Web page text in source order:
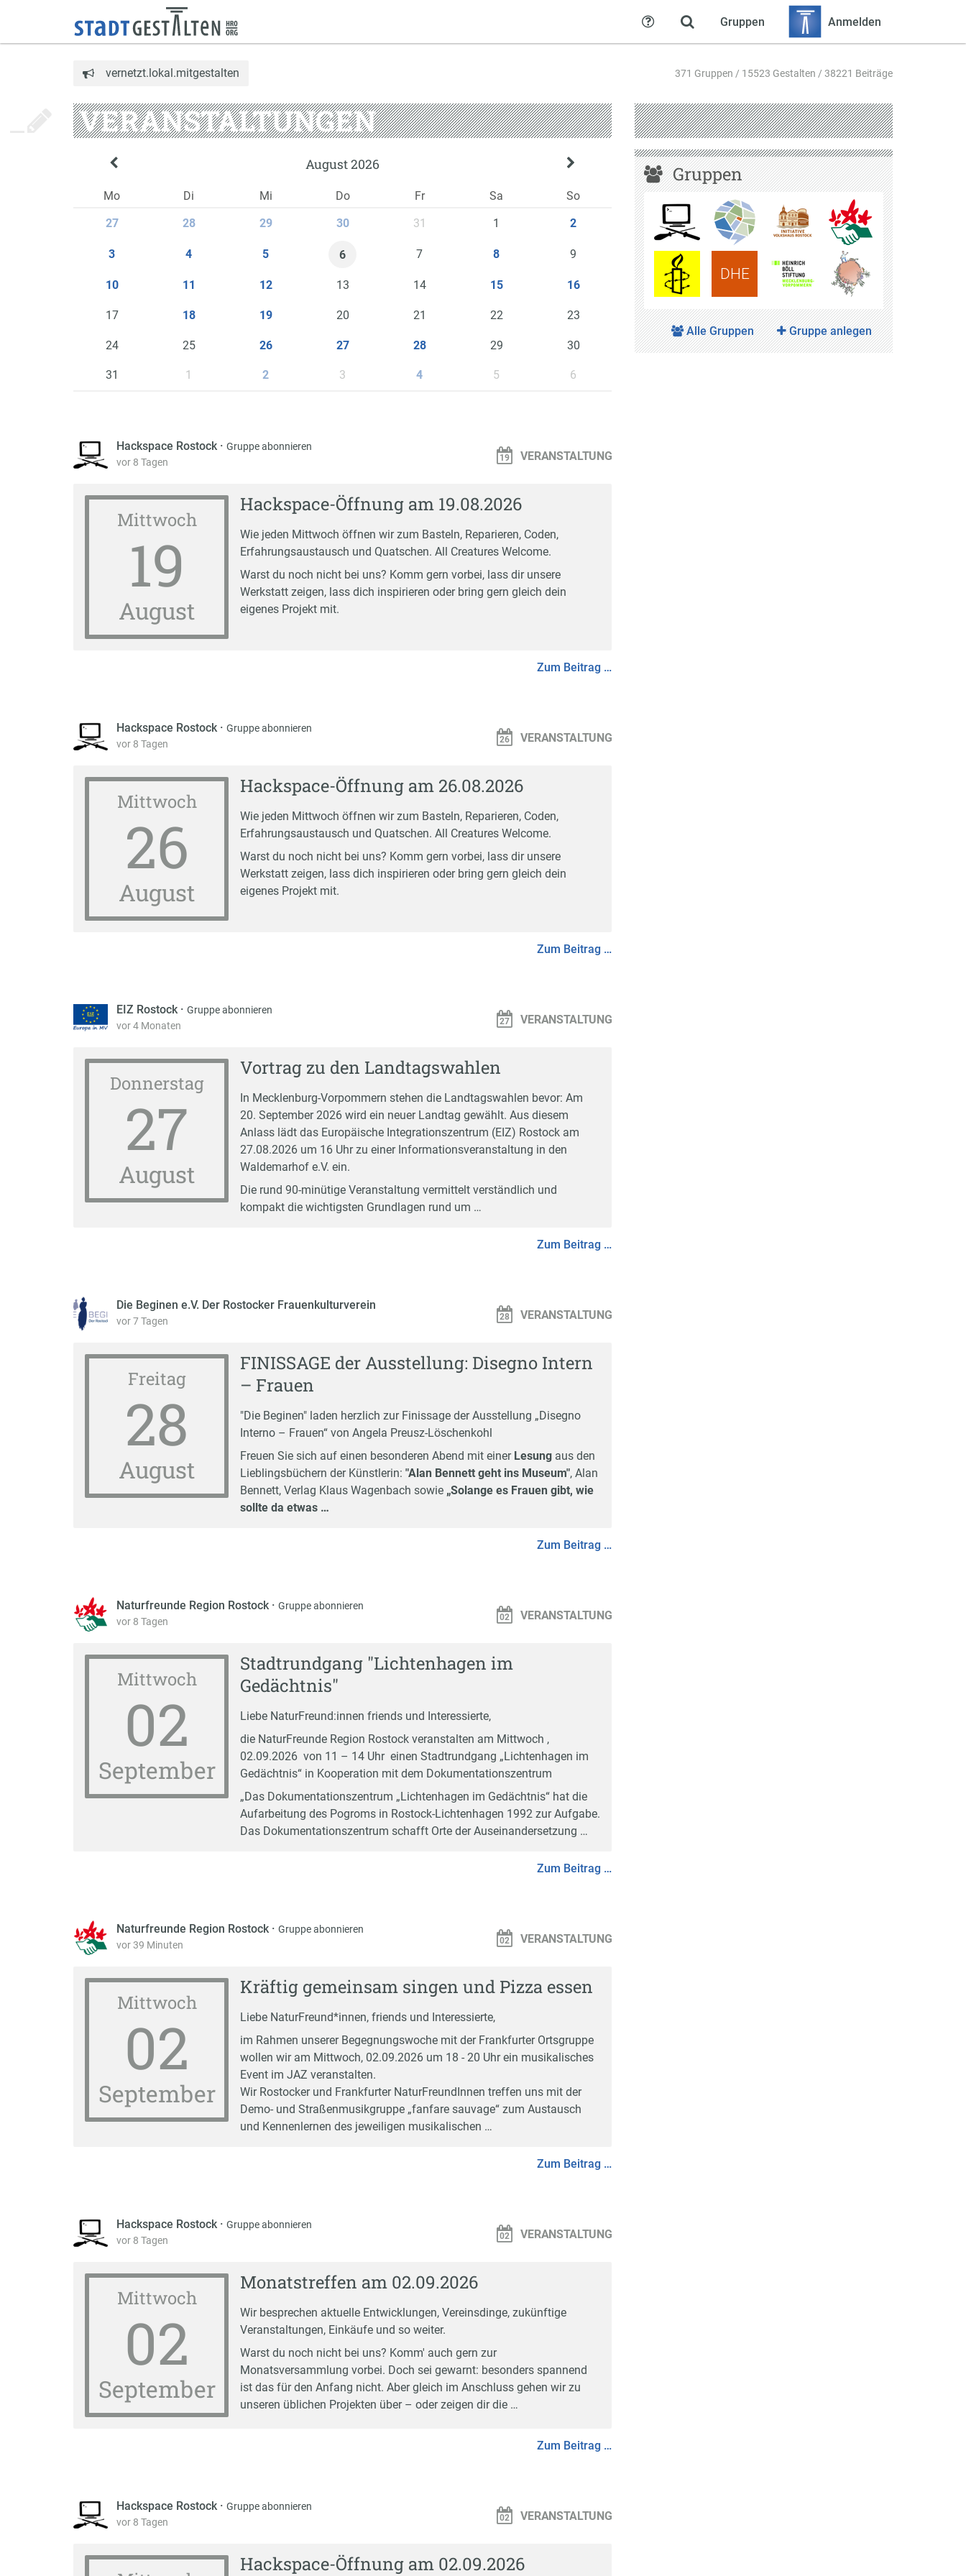
Gruppen Anmelden
Hilfe
vernetzt.lokal.mitgestalten 371 Gruppen / 15523 Gestalten / 38221 Beiträge
VERANSTALTUNGEN
August 2026
Mo Di Mi Do Fr Sa So
27 28 29 30 31 1 2
3 4 5 6 7 8 9
10 11 12 13 14 15 16
17 18 19 20 21 22 23
24 25 26 27 28 29 30
31 1 2 3 4 5 6
Hackspace Rostock · Gruppe abonnieren
vor 8 Tagen
VERANSTALTUNG
Mittwoch
19
August
Hackspace-Öffnung am 19.08.2026
Wie jeden Mittwoch öffnen wir zum Basteln, Reparieren, Coden,
Erfahrungsaustausch und Quatschen. All Creatures Welcome.
Warst du noch nicht bei uns? Komm gern vorbei, lass dir unsere
Werkstatt zeigen, lass dich inspirieren oder bring gern gleich dein
eigenes Projekt mit.
Zum Beitrag …
Hackspace Rostock · Gruppe abonnieren
vor 8 Tagen
VERANSTALTUNG
Mittwoch
26
August
Hackspace-Öffnung am 26.08.2026
Wie jeden Mittwoch öffnen wir zum Basteln, Reparieren, Coden,
Erfahrungsaustausch und Quatschen. All Creatures Welcome.
Warst du noch nicht bei uns? Komm gern vorbei, lass dir unsere
Werkstatt zeigen, lass dich inspirieren oder bring gern gleich dein
eigenes Projekt mit.
Zum Beitrag …
EIZ Rostock · Gruppe abonnieren
vor 4 Monaten
VERANSTALTUNG
Donnerstag
27
August
Vortrag zu den Landtagswahlen
In Mecklenburg-Vorpommern stehen die Landtagswahlen bevor: Am
20. September 2026 wird ein neuer Landtag gewählt. Aus diesem
Anlass lädt das Europäische Integrationszentrum (EIZ) Rostock am
27.08.2026 um 16 Uhr zu einer Informationsveranstaltung in den
Waldemarhof e.V. ein.
Die rund 90-minütige Veranstaltung vermittelt verständlich und
kompakt die wichtigsten Grundlagen rund um …
Zum Beitrag …
Die Beginen e.V. Der Rostocker Frauenkulturverein
vor 7 Tagen VERANSTALTUNG
Freitag
28
August
FINISSAGE der Ausstellung: Disegno Intern
– Frauen
"Die Beginen" laden herzlich zur Finissage der Ausstellung „Disegno
Interno – Frauen“ von Angela Preusz-Löschenkohl
Freuen Sie sich auf einen besonderen Abend mit einer Lesung aus den
Lieblingsbüchern der Künstlerin: "Alan Bennett geht ins Museum", Alan
Bennett, Verlag Klaus Wagenbach sowie „Solange es Frauen gibt, wie
sollte da etwas …
Zum Beitrag …
Naturfreunde Region Rostock · Gruppe abonnieren
vor 8 Tagen
VERANSTALTUNG
Mittwoch
02
September
Stadtrundgang "Lichtenhagen im
Gedächtnis"
Liebe NaturFreund:innen friends und Interessierte,
die NaturFreunde Region Rostock veranstalten am Mittwoch ,
02.09.2026 von 11 – 14 Uhr einen Stadtrundgang „Lichtenhagen im
Gedächtnis“ in Kooperation mit dem Dokumentationszentrum
„Das Dokumentationszentrum „Lichtenhagen im Gedächtnis“ hat die
Aufarbeitung des Pogroms in Rostock-Lichtenhagen 1992 zur Aufgabe.
Das Dokumentationszentrum schafft Orte der Auseinandersetzung …
Zum Beitrag …
Naturfreunde Region Rostock · Gruppe abonnieren
vor 39 Minuten
VERANSTALTUNG
Mittwoch
02
September
Kräftig gemeinsam singen und Pizza essen
Liebe NaturFreund*innen, friends und Interessierte,
im Rahmen unserer Begegnungswoche mit der Frankfurter Ortsgruppe
wollen wir am Mittwoch, 02.09.2026 um 18 - 20 Uhr ein musikalisches
Event im JAZ veranstalten.
Wir Rostocker und Frankfurter NaturFreundInnen treffen uns mit der
Demo- und Straßenmusikgruppe „fanfare sauvage“ zum Austausch
und Kennenlernen des jeweiligen musikalischen …
Zum Beitrag …
Hackspace Rostock · Gruppe abonnieren
vor 8 Tagen
VERANSTALTUNG
Mittwoch
02
September
Monatstreffen am 02.09.2026
Wir besprechen aktuelle Entwicklungen, Vereinsdinge, zukünftige
Veranstaltungen, Einkäufe und so weiter.
Warst du noch nicht bei uns? Komm' auch gern zur
Monatsversammlung vorbei. Doch sei gewarnt: besonders spannend
ist das für den Anfang nicht. Aber gleich im Anschluss gehen wir zu
unseren üblichen Projekten über – oder zeigen dir die …
Zum Beitrag …
Hackspace Rostock · Gruppe abonnieren
vor 8 Tagen
VERANSTALTUNG
Hackspace-Öffnung am 02.09.2026
Gruppen
DHE
Alle Gruppen Gruppe anlegen